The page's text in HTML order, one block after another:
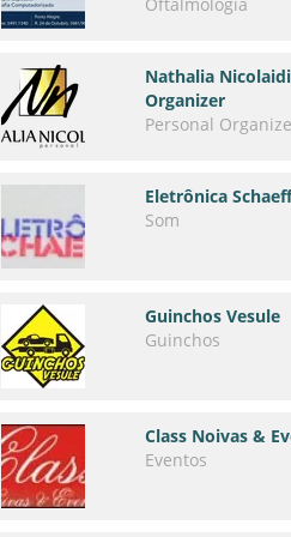
Nathalia
Organizer
Personal
Eletrônica
Som
Guinchos Vesule
Guinchos
Class Noivas &
Eventos